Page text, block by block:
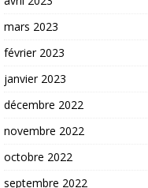
mars 2023
février 2023
janvier 2023
décembre 2022
novembre 2022
octobre 2022
septembre 2022